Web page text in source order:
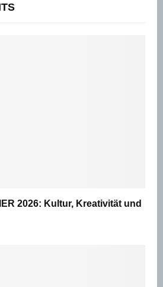
2026: Kultur, Kreativität und